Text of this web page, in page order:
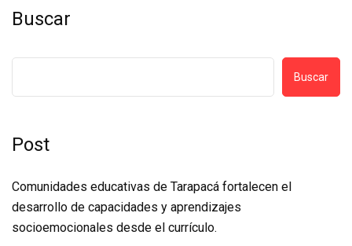
Buscar
Buscar
Post
Comunidades educativas de Tarapacá fortalecen el
desarrollo de capacidades y aprendizajes
socioemocionales desde el currículo.